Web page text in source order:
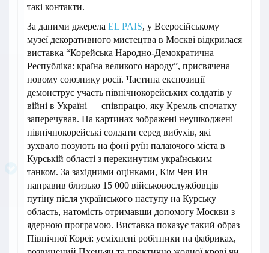
такі контакти.
За даними джерела EL PAIS, у Всеросійському
музеї декоративного мистецтва в Москві відкрилася
виставка “Корейська Народно-Демократична
Республіка: країна великого народу”, присвячена
новому союзнику росії. Частина експозиції
демонструє участь північнокорейських солдатів у
війні в Україні — співпрацю, яку Кремль спочатку
заперечував. На картинах зображені неушкоджені
північнокорейські солдати серед вибухів, які
зухвало позують на фоні руїн палаючого міста в
Курській області з перекинутим українським
танком. За західними оцінками, Кім Чен Ин
направив близько 15 000 військовослужбовців
путіну після українського наступу на Курську
область, натомість отримавши допомогу Москви з
ядерною програмою. Виставка показує такий образ
Північної Кореї: усміхнені робітники на фабриках,